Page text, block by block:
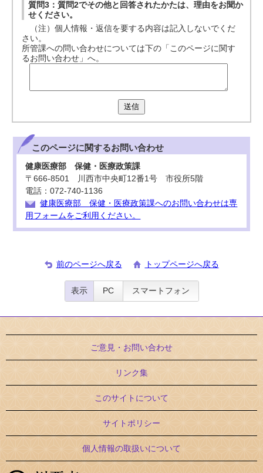
質問3：質問2でその他と回答されたかたは、理由をお聞か
せください。
（注）個人情報・返信を要する内容は記入しないでくだ
さい。
所管課への問い合わせについては下の「このページに関す
るお問い合わせ」へ。
送信
このページに関するお問い合わせ
健康医療部 保健・医療政策課
〒666-8501 川西市中央町12番1号 市役所5階
電話：072-740-1136
健康医療部 保健・医療政策課へのお問い合わせは専
用フォームをご利用ください。
前のページへ戻る トップページへ戻る
表示 PC スマートフォン
ご意見・お問い合わせ
リンク集
このサイトについて
サイトポリシー
個人情報の取扱いについて